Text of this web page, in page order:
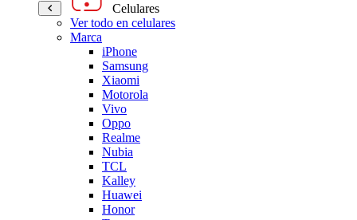
Celulares
Ver todo en celulares
Marca
iPhone
Samsung
Xiaomi
Motorola
Vivo
Oppo
Realme
Nubia
TCL
Kalley
Huawei
Honor